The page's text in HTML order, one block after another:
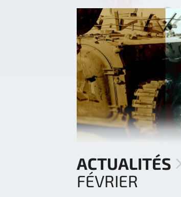
ACTUALITÉS
FÉVRIER